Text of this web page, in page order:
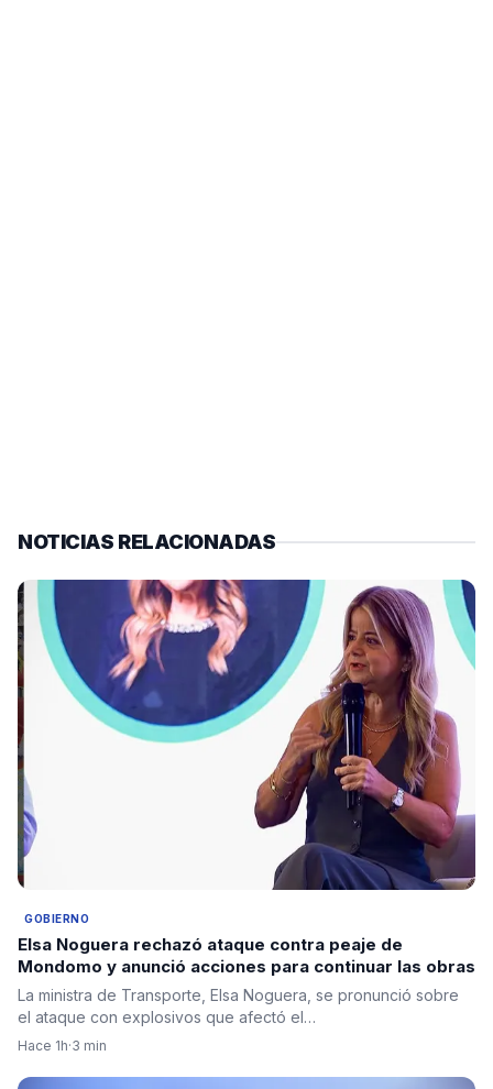
NOTICIAS RELACIONADAS
GOBIERNO
Elsa Noguera rechazó ataque contra peaje de
Mondomo y anunció acciones para continuar las obras
La ministra de Transporte, Elsa Noguera, se pronunció sobre
el ataque con explosivos que afectó el…
Hace 1h·3 min